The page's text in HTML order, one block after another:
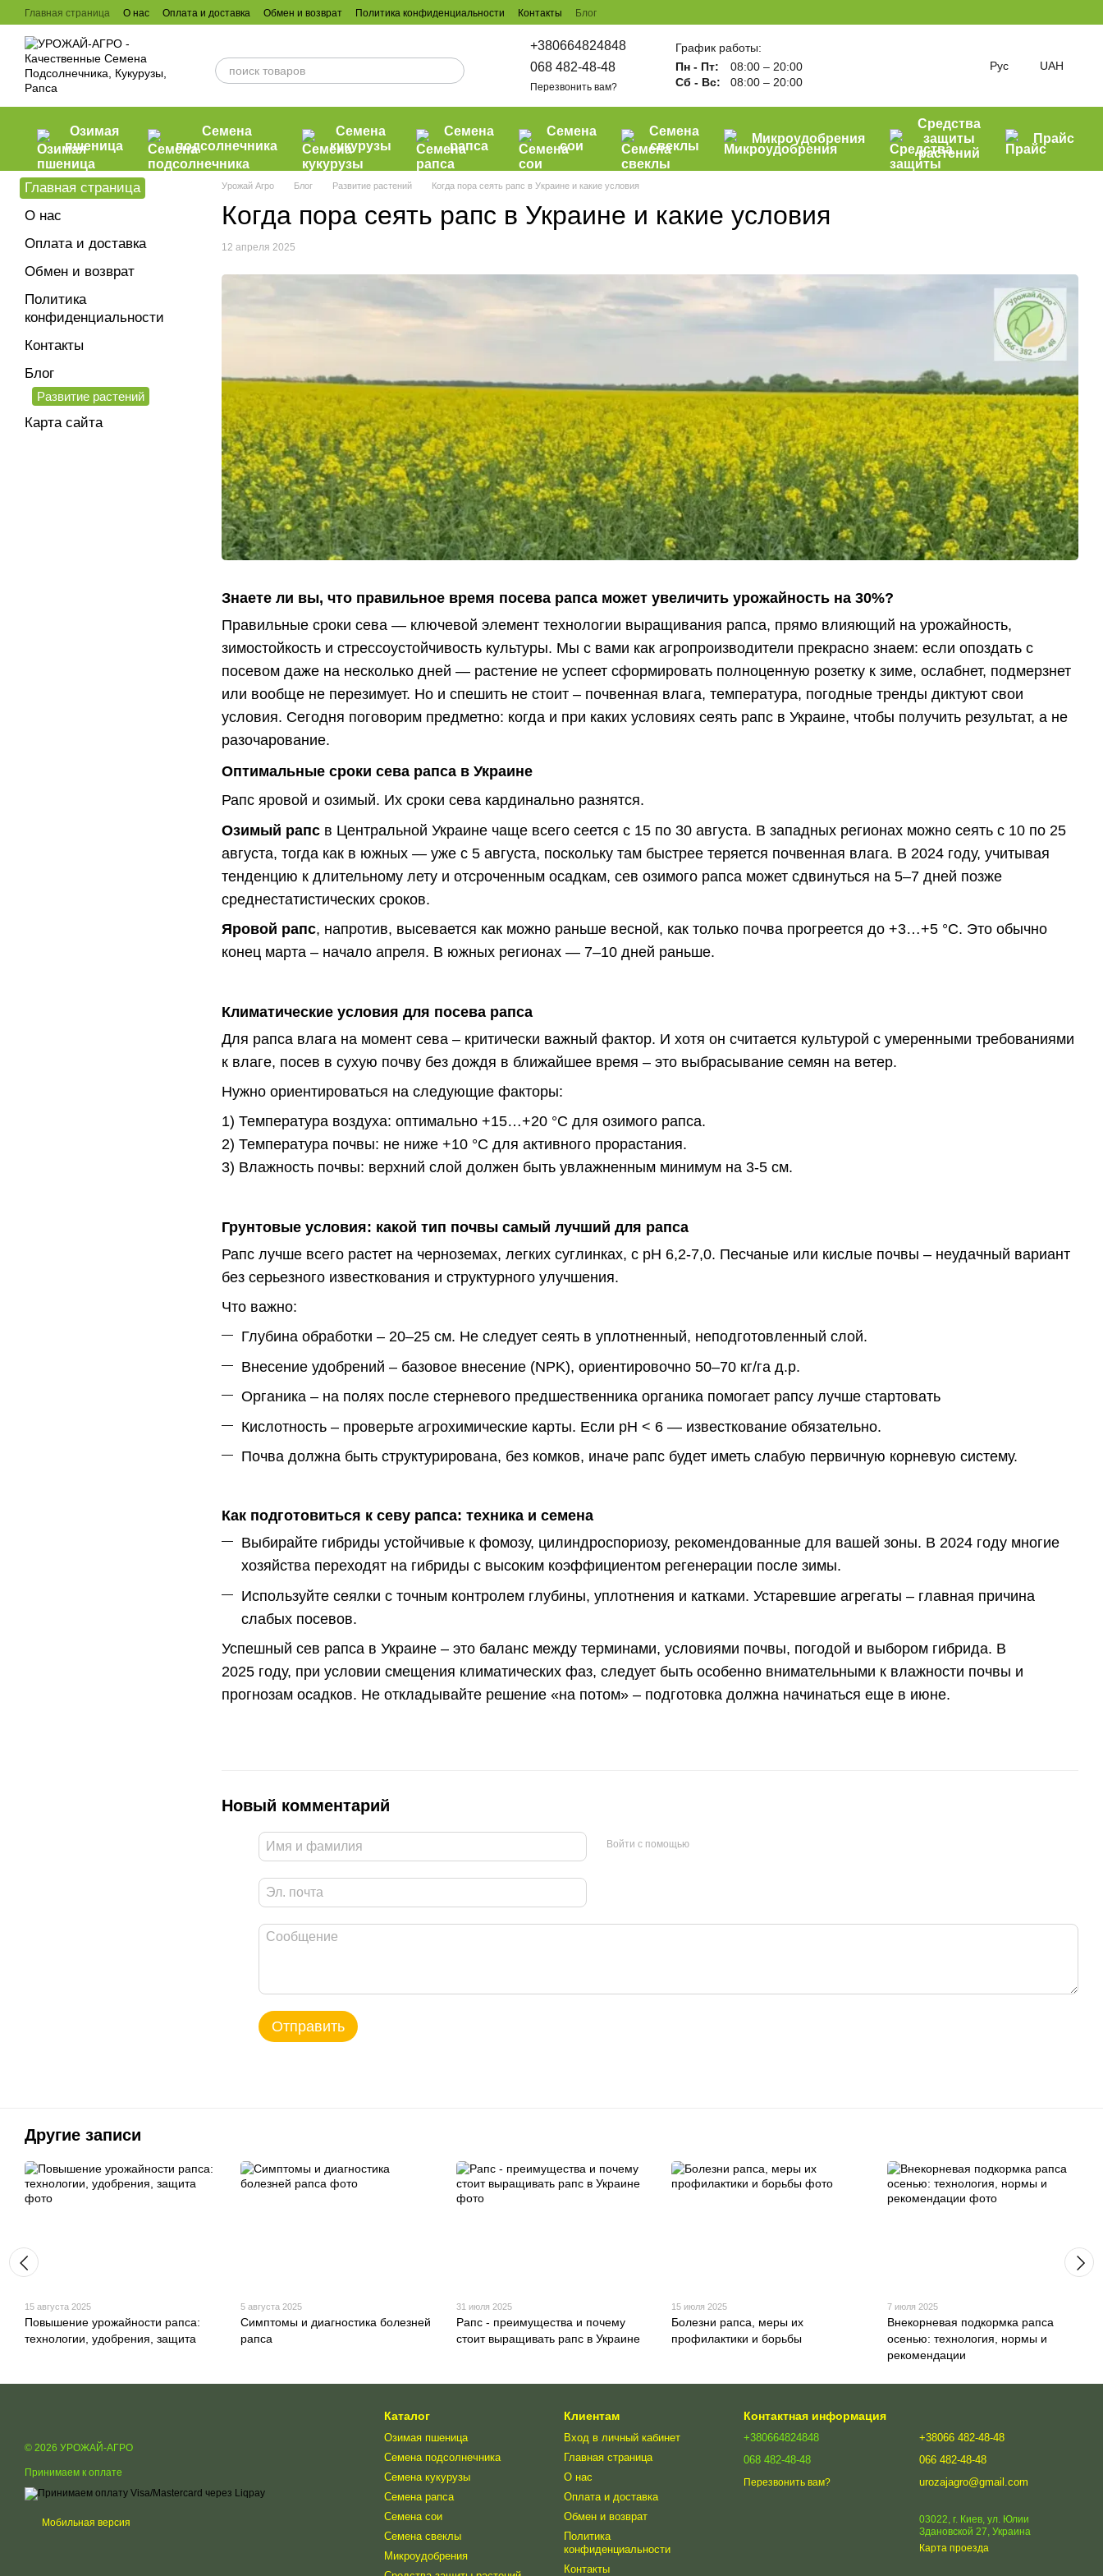
Перейти к основному контенту
Главная страница О нас Оплата и доставка Обмен и возврат Политика конфиденциальности Контакты Блог
+380664824848
068 482-48-48
Перезвонить вам?
График работы:
Пн - Пт:
08:00 – 20:00
Сб - Вс:
08:00 – 20:00
Рус UAH
Озимая
пшеница
Семена
подсолнечника
Семена
кукурузы
Семена
рапса
Семена
сои
Семена
свеклы
Микроудобрения
Средства
защиты
растений
Прайс
Урожай Агро Блог Развитие растений Когда пора сеять рапс в Украине и какие условия
Когда пора сеять рапс в Украине и какие условия
12 апреля 2025
Знаете ли вы, что правильное время посева рапса может увеличить урожайность на 30%?
Правильные сроки сева — ключевой элемент технологии выращивания рапса, прямо влияющий на урожайность,
зимостойкость и стрессоустойчивость культуры. Мы с вами как агропроизводители прекрасно знаем: если опоздать с
посевом даже на несколько дней — растение не успеет сформировать полноценную розетку к зиме, ослабнет, подмерзнет
или вообще не перезимует. Но и спешить не стоит – почвенная влага, температура, погодные тренды диктуют свои
условия. Сегодня поговорим предметно: когда и при каких условиях сеять рапс в Украине, чтобы получить результат, а не
разочарование.
Оптимальные сроки сева рапса в Украине
Рапс яровой и озимый. Их сроки сева кардинально разнятся.
Озимый рапс в Центральной Украине чаще всего сеется с 15 по 30 августа. В западных регионах можно сеять с 10 по 25
августа, тогда как в южных — уже с 5 августа, поскольку там быстрее теряется почвенная влага. В 2024 году, учитывая
тенденцию к длительному лету и отсроченным осадкам, сев озимого рапса может сдвинуться на 5–7 дней позже
среднестатистических сроков.
Яровой рапс, напротив, высевается как можно раньше весной, как только почва прогреется до +3…+5 °C. Это обычно
конец марта – начало апреля. В южных регионах — 7–10 дней раньше.
Климатические условия для посева рапса
Для рапса влага на момент сева – критически важный фактор. И хотя он считается культурой с умеренными требованиями
к влаге, посев в сухую почву без дождя в ближайшее время – это выбрасывание семян на ветер.
Нужно ориентироваться на следующие факторы:
1) Температура воздуха: оптимально +15…+20 °C для озимого рапса.
2) Температура почвы: не ниже +10 °C для активного прорастания.
3) Влажность почвы: верхний слой должен быть увлажненным минимум на 3-5 см.
Грунтовые условия: какой тип почвы самый лучший для рапса
Рапс лучше всего растет на черноземах, легких суглинках, с рН 6,2-7,0. Песчаные или кислые почвы – неудачный вариант
без серьезного известкования и структурного улучшения.
Что важно:
Глубина обработки – 20–25 см. Не следует сеять в уплотненный, неподготовленный слой.
Внесение удобрений – базовое внесение (NPK), ориентировочно 50–70 кг/га д.р.
Органика – на полях после стерневого предшественника органика помогает рапсу лучше стартовать
Кислотность – проверьте агрохимические карты. Если рН < 6 — известкование обязательно.
Почва должна быть структурирована, без комков, иначе рапс будет иметь слабую первичную корневую систему.
Как подготовиться к севу рапса: техника и семена
Выбирайте гибриды устойчивые к фомозу, цилиндроспориозу, рекомендованные для вашей зоны. В 2024 году многие
хозяйства переходят на гибриды с высоким коэффициентом регенерации после зимы.
Используйте сеялки с точным контролем глубины, уплотнения и катками. Устаревшие агрегаты – главная причина
слабых посевов.
Успешный сев рапса в Украине – это баланс между терминами, условиями почвы, погодой и выбором гибрида. В
2025 году, при условии смещения климатических фаз, следует быть особенно внимательными к влажности почвы и
прогнозам осадков. Не откладывайте решение «на потом» – подготовка должна начинаться еще в июне.
Новый комментарий
Войти с помощью
Отправить
Главная страница
О нас
Оплата и доставка
Обмен и возврат
Политика
конфиденциальности
Контакты
Блог
Развитие растений
Карта сайта
Другие записи
15 августа 2025
Повышение урожайности рапса:
технологии, удобрения, защита
5 августа 2025
Симптомы и диагностика болезней
рапса
31 июля 2025
Рапс - преимущества и почему
стоит выращивать рапс в Украине
15 июля 2025
Болезни рапса, меры их
профилактики и борьбы
7 июля 2025
Внекорневая подкормка рапса
осенью: технология, нормы и
рекомендации
© 2026 УРОЖАЙ-АГРО
Принимаем к оплате
Мобильная версия
Каталог
Озимая пшеница
Семена подсолнечника
Семена кукурузы
Семена рапса
Семена сои
Семена свеклы
Микроудобрения
Клиентам
Вход в личный кабинет
Главная страница
О нас
Оплата и доставка
Обмен и возврат
Политика
конфиденциальности
Контакты
Контактная информация
+380664824848
068 482-48-48
Перезвонить вам?
+38066 482-48-48
066 482-48-48
urozajagro@gmail.com
03022, г. Киев, ул. Юлии
Здановской 27, Украина
Карта проезда